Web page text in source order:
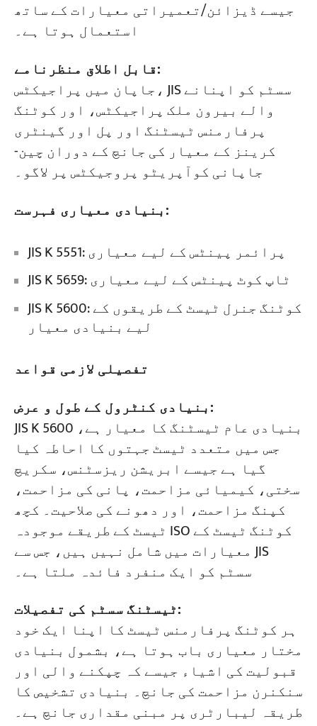
جیسے ڈیزائن/تعمیراتی معیارات کے ساتھ
استعمال ہوتا ہے۔
قابل اطلاق منظرنامے:
جاپان میں پراجیکٹس، JIS سسٹم کو اپنانے
والے بیرون ملک پراجیکٹس، اور کوٹنگ
پرفارمنس ٹیسٹنگ اور پل اور گینٹری
کرینز کے معیار کی جانچ کے دوران چین-
جاپانی کوآپریٹو پروجیکٹس پر لاگو۔
بنیادی معیاری فہرست:
JIS K 5551: پرائمر پینٹس کے لیے معیاری
JIS K 5659: ٹاپ کوٹ پینٹس کے لیے معیاری
JIS K 5600: کوٹنگ جنرل ٹیسٹ کے طریقوں کے
لیے بنیادی معیار
تفصیلی لازمی قواعد
بنیادی کنٹرول کے طول و عرض:
JIS K 5600 بنیادی عام ٹیسٹنگ کا معیار ہے،
جس میں متعدد ٹیسٹ جہتوں کا احاطہ کیا
گیا ہے جیسے ابریشن ریزسٹنس، سکریچ
سختی، کیمیائی مزاحمت، پانی کی مزاحمت،
کپنگ مزاحمت، اور دھونے کی صلاحیت۔ کچھ
ٹیسٹ کے طریقے موجودہ ISO کوٹنگ ٹیسٹ کے
معیارات میں شامل نہیں ہیں، جس سے JIS
سسٹم کو ایک منفرد فائدہ ملتا ہے۔
ٹیسٹنگ سسٹم کی تفصیلات:
ہر کوٹنگ پرفارمنس ٹیسٹ کا اپنا ایک خود
مختار معیاری باب ہوتا ہے، بشمول بنیادی
قبولیت کی اشیاء جیسے کہ چپکنے والی اور
سنکنرن مزاحمت کی جانچ۔ بنیادی تشخیص کا
طریقہ لیبارٹری پر مبنی مقداری جانچ ہے۔